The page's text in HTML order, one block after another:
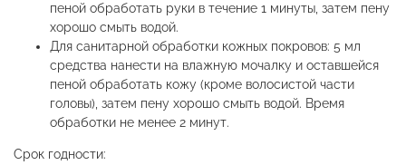
пеной обработать руки в течение 1 минуты, затем пену
хорошо смыть водой.
Для санитарной обработки кожных покровов: 5 мл
средства нанести на влажную мочалку и оставшейся
пеной обработать кожу (кроме волосистой части
головы), затем пену хорошо смыть водой. Время
обработки не менее 2 минут.
Срок годности: